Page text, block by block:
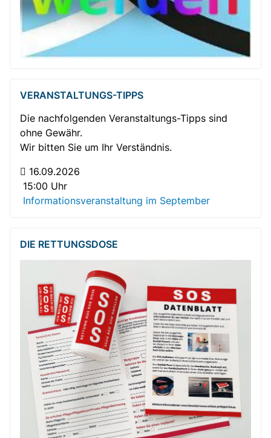
VERANSTALTUNGS-TIPPS
Die nachfolgenden Veranstaltungs-Tipps sind
ohne Gewähr.
Wir bitten Sie um Ihr Verständnis.
16.09.2026
15:00 Uhr
Informationsveranstaltung im September
DIE RETTUNGSDOSE